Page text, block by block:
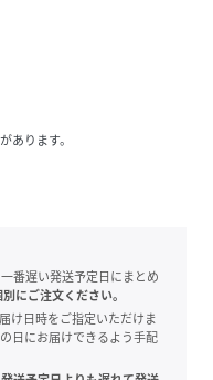
あります。
番遅い発送予定日にまとめ
にご注文ください。
け日時をご指定いただけま
日にお届けできるよう手配